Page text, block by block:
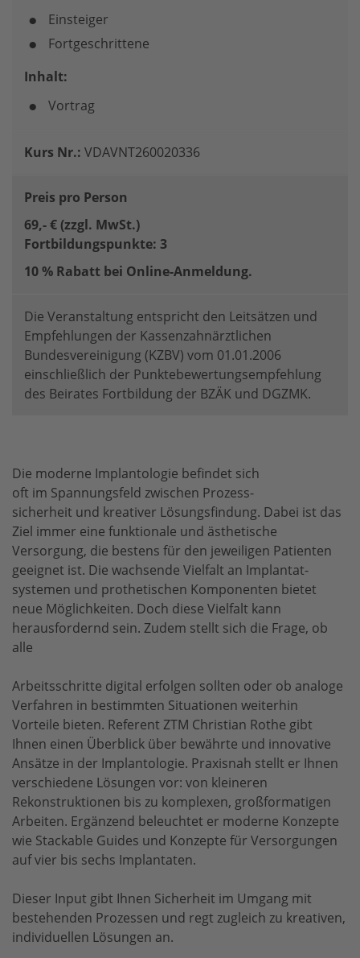
Die moderne Implantologie befindet sich
oft im Spannungsfeld zwischen Prozess-
sicherheit und kreativer Lösungsfindung. Dabei ist das
Ziel immer eine funktionale und ästhetische
Versorgung, die bestens für den jeweiligen Patienten
geeignet ist. Die wachsende Vielfalt an Implantat-
systemen und prothetischen Komponenten bietet
neue Möglichkeiten. Doch diese Vielfalt kann
herausfordernd sein. Zudem stellt sich die Frage, ob
alle
Arbeitsschritte digital erfolgen sollten oder ob analoge
Verfahren in bestimmten Situationen weiterhin
Vorteile bieten. Referent ZTM Christian Rothe gibt
Ihnen einen Überblick über bewährte und innovative
Ansätze in der Implantologie. Praxisnah stellt er Ihnen
verschiedene Lösungen vor: von kleineren
Rekonstruktionen bis zu komplexen, großformatigen
Arbeiten. Ergänzend beleuchtet er moderne Konzepte
wie Stackable Guides und Konzepte für Versorgungen
auf vier bis sechs Implantaten.
Dieser Input gibt Ihnen Sicherheit im Umgang mit
bestehenden Prozessen und regt zugleich zu kreativen,
individuellen Lösungen an.
Einsteiger
Fortgeschrittene
Inhalt:
Vortrag
Kurs Nr.: VDAVNT260020336
Preis pro Person
69,- € (zzgl. MwSt.)
Fortbildungspunkte: 3
10 % Rabatt bei Online-Anmeldung.
Die Veranstaltung entspricht den Leitsätzen und
Empfehlungen der Kassenzahnärztlichen
Bundesvereinigung (KZBV) vom 01.01.2006
einschließlich der Punktebewertungsempfehlung
des Beirates Fortbildung der BZÄK und DGZMK.